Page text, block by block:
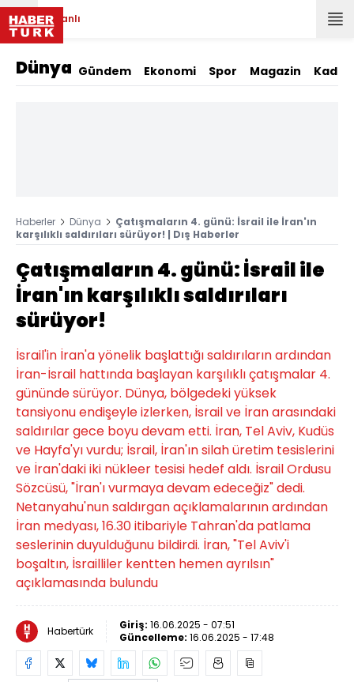
Canlı
Dünya Gündem Ekonomi Spor Magazin Kadın
Haberler Dünya
Çatışmaların 4. günü: İsrail ile İran'ın
karşılıklı saldırıları sürüyor! | Dış Haberler
Çatışmaların 4. günü: İsrail ile
İran'ın karşılıklı saldırıları
sürüyor!
İsrail'in İran'a yönelik başlattığı saldırıların ardından
İran-İsrail hattında başlayan karşılıklı çatışmalar 4.
gününde sürüyor. Dünya, bölgedeki yüksek
tansiyonu endişeyle izlerken, İsrail ve İran arasındaki
saldırılar gece boyu devam etti. İran, Tel Aviv, Kudüs
ve Hayfa'yı vurdu; İsrail, İran'ın silah üretim tesislerini
ve İran'daki iki nükleer tesisi hedef aldı. İsrail Ordusu
Sözcüsü, "İran'ı vurmaya devam edeceğiz" dedi.
Netanyahu'nun saldırgan açıklamalarının ardından
İran medyası, 16.30 itibariyle Tahran'da patlama
seslerinin duyulduğunu bildirdi. İran, "Tel Aviv'i
boşaltın, İsrailliler kentten hemen ayrılsın"
açıklamasında bulundu
Habertürk Giriş: 16.06.2025 - 07:51
Güncelleme: 16.06.2025 - 17:48